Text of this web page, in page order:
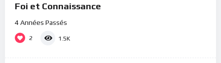
Foi et Connaissance
4 Années Passés
2 1.5K